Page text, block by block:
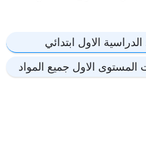
الاول ابتدائي
الاول جميع المواد